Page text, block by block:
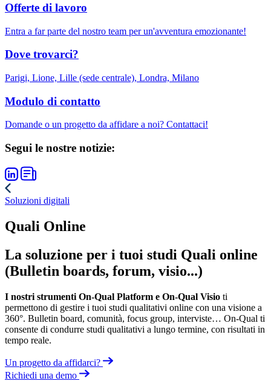
Offerte di lavoro
Entra a far parte del nostro team per un'avventura emozionante!
Dove trovarci?
Parigi, Lione, Lille (sede centrale), Londra, Milano
Modulo di contatto
Domande o un progetto da affidare a noi? Contattaci!
Segui le nostre notizie:
Soluzioni digitali
Quali Online
La soluzione per i tuoi studi Quali online
(Bulletin boards, forum, visio...)
I nostri strumenti On-Qual Platform e On-Qual Visio ti
permettono di gestire i tuoi studi qualitativi online con una visione a
360°. Bulletin board, comunità, focus group, interviste… On-Qual ti
consente di condurre studi qualitativi a lungo termine, con risultati in
tempo reale.
Un progetto da affidarci?
Richiedi una demo